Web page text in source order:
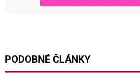
PODOBNÉ ČLÁNKY